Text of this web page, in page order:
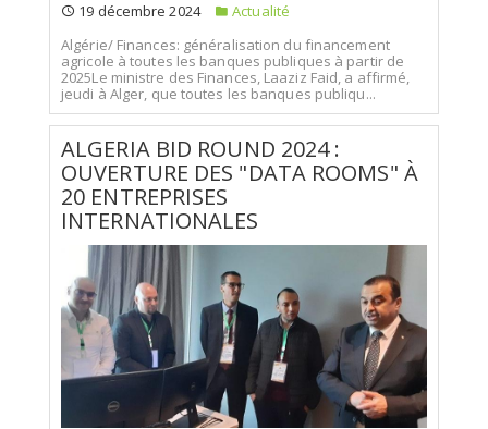
19 décembre 2024
Actualité
Algérie/ Finances: généralisation du financement
agricole à toutes les banques publiques à partir de
2025Le ministre des Finances, Laaziz Faid, a affirmé,
jeudi à Alger, que toutes les banques publiqu...
ALGERIA BID ROUND 2024 :
OUVERTURE DES "DATA ROOMS" À
20 ENTREPRISES
INTERNATIONALES